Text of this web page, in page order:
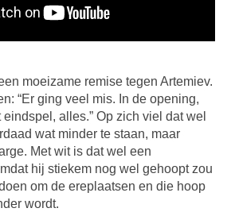
moeizame remise tegen Artemiev.
“Er ging veel mis. In de opening,
alles.” Op zich viel dat wel
wat minder te staan, maar
Met wit is dat wel een
hij stiekem nog wel gehoopt zou
om de ereplaatsen en die hoop
wordt.